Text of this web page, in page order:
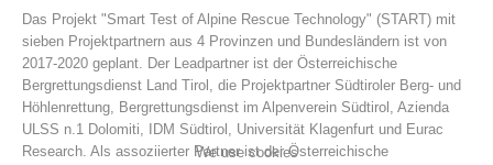
Das Projekt "Smart Test of Alpine Rescue Technology" (START) mit
sieben Projektpartnern aus 4 Provinzen und Bundesländern ist von
2017-2020 geplant. Der Leadpartner ist der Österreichische
Bergrettungsdienst Land Tirol, die Projektpartner Südtiroler Berg- und
Höhlenrettung, Bergrettungsdienst im Alpenverein Südtirol, Azienda
ULSS n.1 Dolomiti, IDM Südtirol, Universität Klagenfurt und Eurac
Research. Als assoziierter Partner ist der Österreichische
We use cookies